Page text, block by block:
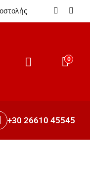
0
+30 26610 45545